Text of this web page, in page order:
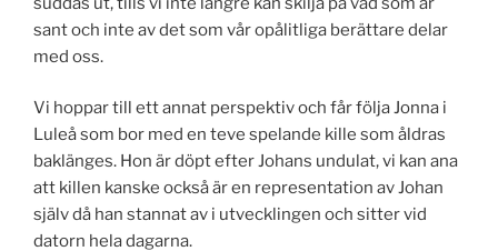
sant och inte av det som vår opålitliga berättare delar
med oss.
Vi hoppar till ett annat perspektiv och får följa Jonna i
Luleå som bor med en teve spelande kille som åldras
baklänges. Hon är döpt efter Johans undulat, vi kan ana
att killen kanske också är en representation av Johan
själv då han stannat av i utvecklingen och sitter vid
datorn hela dagarna.